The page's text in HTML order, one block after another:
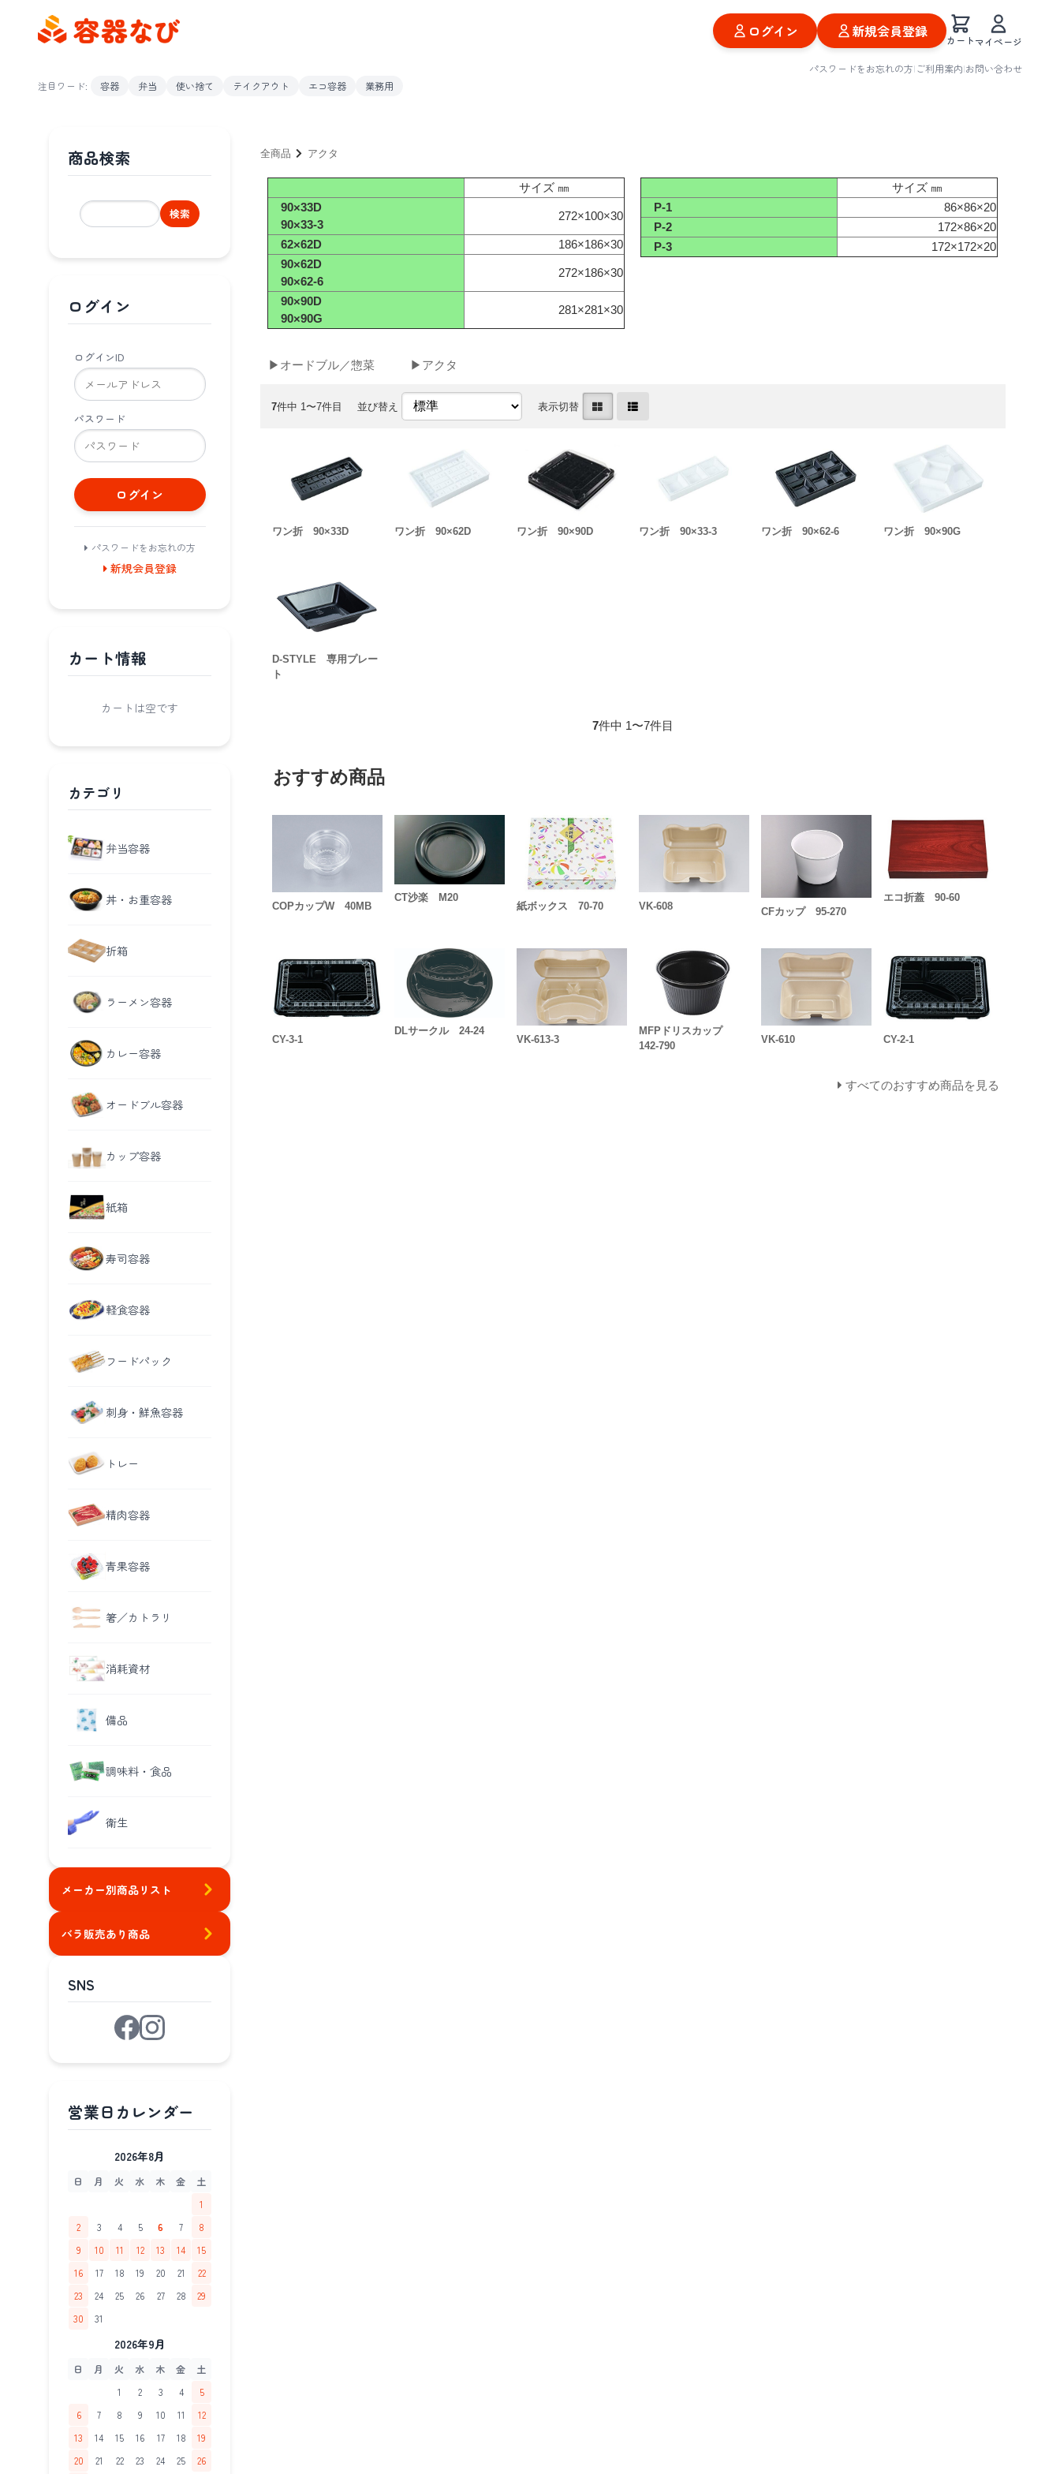
ログイン 新規会員登録 カートマイページ
パスワードをお忘れの方|ご利用案内|お問い合わせ
注目ワード:
容器 弁当 使い捨て テイクアウト エコ容器 業務用
全商品 アクタ
サイズ ㎜
90×33D
90×33-3
272×100×30
62×62D
186×186×30
90×62D
90×62-6
272×186×30
90×90D
90×90G
281×281×30
サイズ ㎜
P-1
86×86×20
P-2
172×86×20
P-3
172×172×20
▶オードブル／惣菜 ▶アクタ
7件中 1〜7件目 並び替え 表示切替
ワン折 90×33D ワン折 90×62D ワン折 90×90D ワン折 90×33-3 ワン折 90×62-6 ワン折 90×90G
D-STYLE 専用プレー
ト
7件中 1〜7件目
おすすめ商品
COPカップW 40MB
CT沙楽 M20
紙ボックス 70-70 VK-608 CFカップ 95-270
エコ折蓋 90-60
CY-3-1
DLサークル 24-24
VK-613-3
MFPドリスカップ
142-790
VK-610 CY-2-1
すべてのおすすめ商品を見る
商品検索
検索
ログイン
ログインID
パスワード
ログイン
パスワードをお忘れの方
新規会員登録
カート情報
カートは空です
カテゴリ
弁当容器
丼・お重容器
折箱
ラーメン容器
カレー容器
オードブル容器
カップ容器
紙箱
寿司容器
軽食容器
フードパック
刺身・鮮魚容器
トレー
精肉容器
青果容器
箸／カトラリ
消耗資材
備品
調味料・食品
衛生
メーカー別商品リスト
バラ販売あり商品
SNS
2026年8月
日 月 火 水 木 金
土
1
2
3 4 5 6 7
8
9
10 11 12 13 14
15
16
17 18 19 20 21
22
23
24 25 26 27 28
29
30
31
2026年9月
日 月 火 水 木 金
土
1
2 3 4
5
6
7 8 9 10 11
12
13
14 15 16 17 18
19
20
21 22 23 24 25
26